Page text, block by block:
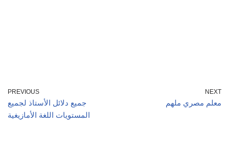
PREVIOUS
جميع دلائل الأستاذ لجميع
المستويات اللغة الأمازيغية
NEXT
معلم مصري ملهم